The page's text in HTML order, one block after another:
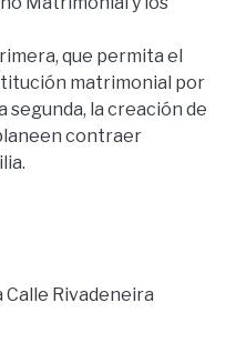
que permita el
matrimonial por
la creación de
contraer
Calle Rivadeneira